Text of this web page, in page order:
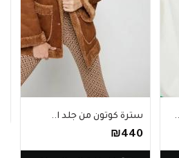
سترة كوتون من جلد ا..
₪440